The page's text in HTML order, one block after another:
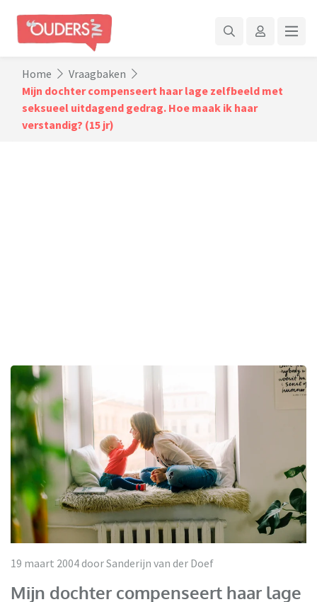
Home
Vraagbaken
Mijn dochter compenseert haar lage zelfbeeld met
seksueel uitdagend gedrag. Hoe maak ik haar
verstandig? (15 jr)
19 maart 2004 door Sanderijn van der Doef
Mijn dochter compenseert haar lage